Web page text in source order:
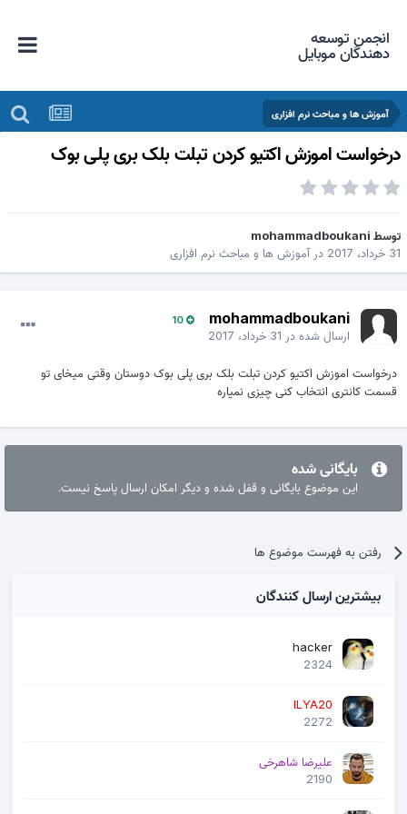
انجمن توسعه
دهندگان موبایل
آموزش ها و مباحث نرم افزاری
اموزش اکتیو کردن تبلت بلک بری پلی بوک
mohammadboukani
2017
درآموزش ها و مباحث نرم افزاری
mohammadboukani
10
ارسال شده در31 خرداد، 2017
درخواست اموزش اکتیو کردن تبلت بلک بری پلی بوک دوستان وقتی میخای تو
قسمت کانتری انتخاب کنی چیزی نمیاره
بایگانی شده
این موضوع بایگانی و قفل شده و دیگر امکان ارسال پاسخ نیست.
رفتن به فهرست موضوع ها
بیشترین ارسال کنندگان
hacker
2324
ILYA20
2272
علیرضا شاهرخی
2190